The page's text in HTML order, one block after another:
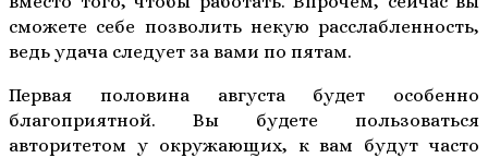
сможете себе позволить некую расслабленность,
ведь удача следует за вами по пятам.
Первая половина августа будет особенно
благоприятной. Вы будете пользоваться
авторитетом у окружающих, к вам будут часто